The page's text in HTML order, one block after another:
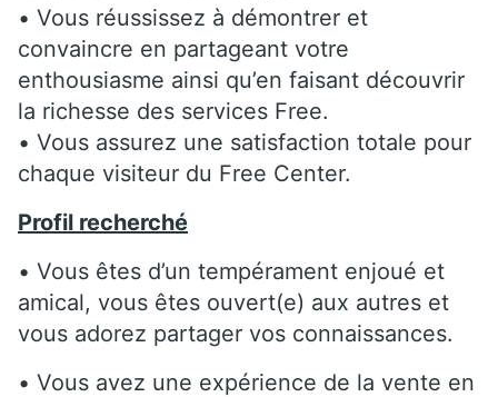
• Vous réussissez à démontrer et
convaincre en partageant votre
enthousiasme ainsi qu’en faisant découvrir
la richesse des services Free.
• Vous assurez une satisfaction totale pour
chaque visiteur du Free Center.
Profil recherché
• Vous êtes d’un tempérament enjoué et
amical, vous êtes ouvert(e) aux autres et
vous adorez partager vos connaissances.
• Vous avez une expérience de la vente en